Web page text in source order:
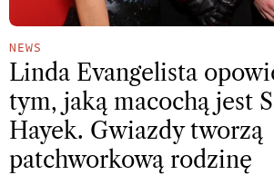
NEWS
Linda Evangelista
tym, jaką macochą jest
Hayek. Gwiazdy tworzą
patchworkową rodzinę